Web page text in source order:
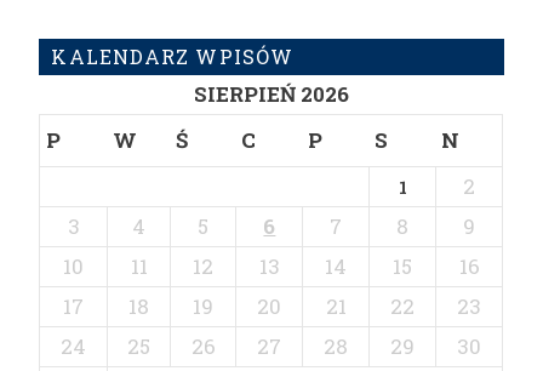
KALENDARZ WPISÓW
SIERPIEŃ 2026
P
W Ś C P S N
1
2
3
4 5 6 7 8
9
10
11 12 13 14 15
16
17
18 19 20 21 22
23
24
25 26 27 28 29
30